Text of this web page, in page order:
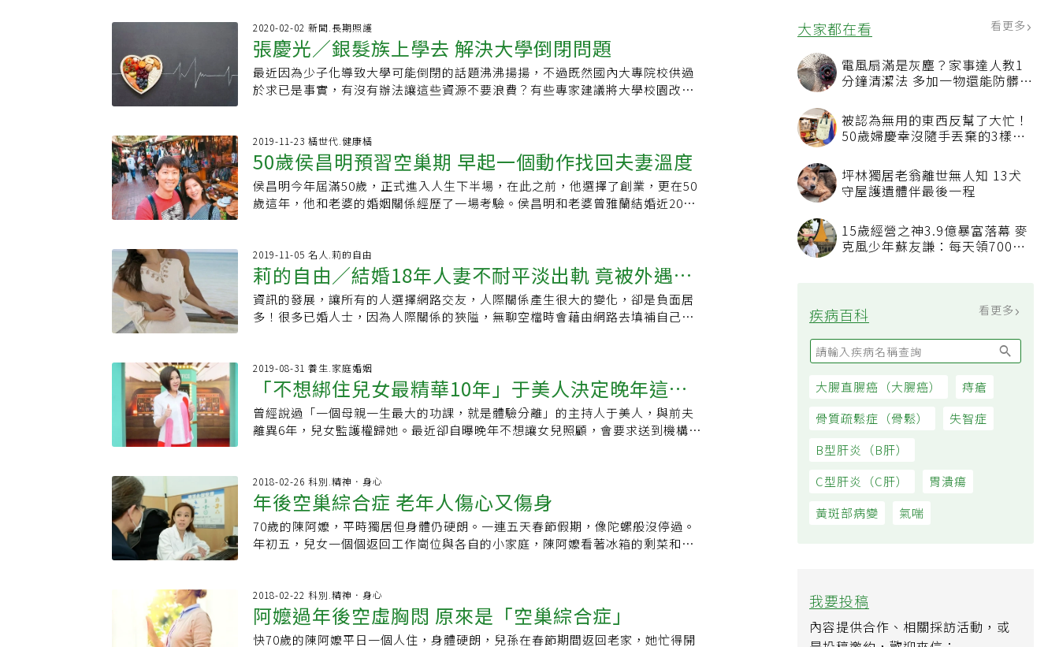
大家都在看 看更多
電風扇滿是灰塵？家事達人教1
分鐘清潔法 多加一物還能防髒汙
被認為無用的東西反幫了大忙！
50歲婦慶幸沒隨手丟棄的3樣物
坪林獨居老翁離世無人知 13犬
守屋護遺體伴最後一程
15歲經營之神3.9億暴富落幕 麥
克風少年蘇友謙：每天領700元
疾病百科 看更多
大腸直腸癌（大腸癌）
痔瘡
骨質疏鬆症（骨鬆）
失智症
B型肝炎（B肝）
C型肝炎（C肝）
胃潰瘍
黃斑部病變
氣喘
我要投稿
內容提供合作、相關採訪活動，或
多，特別五十歲以上，需求愈來愈明顯。羅惠群表示，面對人生挫折，長期以
來，男性比女性更難面對，男性一直被教育「你是男生不准哭」，特別是現在五
十歲到六十歲的男性，深受傳統教育影響，卅歲到四十歲族群也是。在諮商現場
中，男性都是帶有「目的性」，一踏進來希望諮商可以改善夫妻關係，女性則是
為了抒發情緒，或找到能接住自己的人。近期，有非常多五十多歲的男性，主動
中，慢慢發現認識自己的重要性，反而會開始拉其他的男性進入諮商室。羅惠群
說，廿多歲男性主要希望認識自我，五十歲以上男性大多希望解決問題，但諮商
需有一定經濟能力及時間，相對於卅歲到四十歲，更有機會踏進諮商室。數位版
看這裡牽手30年鬧分手 兒女搶救爸媽婚姻Encore安可日子的創辦人、抖音前台
灣運營負責人林宜靜（Jingle）在疫情期間辭去中國大陸的工作，但並非工作受
的」，為了處理「家務事」，她返台與兄弟姊妹聯手，能夠挽救爸媽的婚姻嗎？
(責任編輯：葉姿岑）
的？怎麼都沒有告訴我？」在媽媽最需要關心時，她正在忙著自己的工作、自己
的家庭：「50、60歲真是一個人最寂寞的時刻。」女兒離家後被孤獨感襲擊的番
紅花，突然理解了當年媽媽的孤單。因此這兩年，番紅花更頻繁回家找媽媽吃
飯，撒嬌說媽媽的紅燒魚很好吃，努力跟媽媽聊天，想了解以前的她。雖然當媽
媽的時間少了，但當女兒的時間變多了。
她說過，「不要世界有沒有你，既不覺得多、也不覺得少。」洪蘭數十年來孜孜
不倦地教學、出書、演講，彷彿回應孩童時父親對自己教誨：我已自我實現，成
就自己的人生！ ●原文刊載網址●延伸閱讀：．營養師的銀髮食譜！助你體能提
升最有力，遠離肌少症、體力衰弱！．得巴金森氏症，也有光鮮亮麗的權利！生
病並不可恥，需要的是別人的幫忙不需要憐憫．她成功「脫貧」卻變得身心俱
吃頓飯。然而時間久了，這份愛就成了年輕人的壓力。「孩子怕長輩孤單，都不
好意思跟朋友出去了。」她指出，20出頭的孩子，正是人生起飛、準備面對各種
挑戰的年紀。做父母的也許幫不上忙，但至少不要讓孩子掛心。「她們找她們的
人生方向，我可以找我的。她們獨立，我也獨立！」方文琳如此自我期許。單身
女子的「一個人」療癒儀式 燉湯、敷臉、國內小旅行雖然和女兒感情很好，步入
門，和朋友、情人相聚，享受青春的美好。女兒擔心她在家無聊，她大方回應：
「你們還年輕，要有年輕人該有的生活。」獨自過節，真的不寂寞？方文琳的生
活中，有許多「一個人」的療癒儀式。好比她愛做菜，再晚回家，都用豐富的食
材燉一鍋湯。做好之後拍給女兒看，讓她們知道媽媽即使一個人吃飯也沒虧待自
響，心情波動較大。為了改善情緒問題，她養成了跑步的習慣。50歲前完全不運
動的她，起初只敢在家裡繞著牆壁跑。在弟弟的鼓勵下，才開始到自家附近的大
學練跑。但剛開始，她連一公里的路程都跑得氣喘如牛，忍不住懷疑這樣的自我
折磨是為哪樁？保養秘方：每週跑步排除壞情緒 每晚敷凍膜保濕、按摩淋巴結練
跑一陣子，她發現有位80多歲的伯伯即使滿頭白髮，仍天天跑步。方文琳好奇詢
累，但真的會愈跑愈健康。受到跑友的激勵，方文琳的練跑距離一天天的增加。
從起初的1公里到3公里，再進一步挑戰21公里的半馬、42公里的全馬。現在，她
一週練跑2、3次，每次都是10公里起跳。有時工作太忙沒練跑，還會覺得腳癢
呢！對方文琳而言，跑步是個排汗也排除壞情緒的過程。早期練跑時，她常覺得
心中有千頭萬緒，如今則是已達「佛系跑步」的境界──邊跑邊念經，放空情
一小時拉筋、深蹲。一天有長達3、4小時可以曬太陽、動身體，完全不受他人打
擾。「現在我有壓力，都是自己處理。」她笑說。外表常保清麗的她，也分享保
養秘訣。除了運動有助代謝以外，她每晚也會敷上一層厚厚的凍膜。利用敷臉的
時間讀劇本、拖地，前後大概一個小時，充分保濕臉部肌膚。平時沒事，就按摩
頸部、腋下等部位的淋巴結，打開身體排出廢物的管道。每天的保養，也是一次
不遙遠。如何在有限的生命中，活出無悔的人生？在幾位手足中，大弟和方文琳
感情最好。他身體一向硬朗，又熱愛運動，卻在壯年之際突然發現罹患胃癌。從
確診到離世，只有短短一年的時間。沒想到，大弟才走不到半年，就讀大學的姪
相對我們的基礎比較好，有些很快的曲子，你負責左手、我負責右手，兩人兩手
接力，這也是生活裡很棒的事情。」 日常的美感，攸關過得好不好 正因不斷地修
養與學習，讓「老」成了年資的積極意義。「我覺得年老的生活鍛鍊，包含如何
持續把我認為很美好的生活過下去。」蔡穎卿認為，日常的美感，是攸關老年生
置、維持，至今她仍習慣在夜晚點燃燭光，即使是剩菜也能透過擺盤變化出新
意，「這部分的能力，我希望自己一直能持續下去。」這是她心中「華麗的老
年」，也是她與Eric想給孩子最大的禮物——「讓他們放心」。 空巢期後，戀愛才
真正開始 她在《兩個人的餐桌，兩個人的家》裡，便書寫了從新婚到孩子離家後
重新開展的兩人生活，原以為落寞的空巢期，在她卻是重溫舊夢與情懷。「像我
活裡找出時間外出共餐，這些雖不是好萊塢式的轟烈愛情，卻是涓滴永續的確
幸。 蔡穎卿說，無論婚姻裡培養出來的是生活情感、革命情感或最好的友誼，都
會在50歲之後開始回收，而最可貴的，莫過於兩人能共同擁有這份資產，並同時
前進。 「我非常不喜歡別人教育我：不要怕老。」皺紋、白髮、鬆垮，「那些事
心裡一片空白。」 青春既已留不住，何妨優雅的老去，她說：「真正的老，相對
心情穩定很多，這個景況如果自己要拋棄，太可惜了！」 ●原文刊載網址 ●延伸
閱讀：．沒有任何慢性病！73歲老拳師無預警暈倒 竟是急性肺動脈栓塞惹禍．頭
痛、肩膀僵硬，刮痧就舒緩？中醫劃6個重點，健康刮痧免擔心．很多人會刷牙，
但都做錯了？牙醫師教你最新的改良式貝氏刷牙法，牙齒清潔事半功倍
代飲食工業化，食物大量製造與長途運輸，更與現今的環境、生態及人類的未來
息息相關。也因此，每個地區、每個民族，甚至每個家庭都會發展出獨特的飲食
文化，而且每個人小時候吃媽媽親手煮的飯菜，是一輩子幸福難忘的滋味，食物
擁有讓全家人共享美好人生的力量。媽媽的菜或許比不上外面餐館豐富，可是我
們真正感受到的不只是食物的味道，而是整個用餐的氛圍，以及留在記憶中的
閒的時候，么喝全家人一起下廚。甚至不少進入空巢期的熟年朋友，反而會邀約
朋友共食共煮，因為煮菜已經是這個令人焦慮不確定時代裡，很具療癒效果的樂
趣。電影《美味關係》中有一段令人印象深刻的話：「你知道我喜歡烹飪的原因
是什麼嗎？因為當下班後一切都不明朗，但我回到家時，可以非常確定，把蛋
心，從而感覺到自己的存在和與這個世界明確的關係，這種篤定讓我們嘴角上
揚，產生小小的幸福感覺。或許讓我們趁來得及的時候，跟家中長輩討教他們的
拿手菜，同時也把自己的私房菜教給兒子們，讓家族的記憶凝聚在這些傳家菜
裡。
的轉折點。其實我不覺得自己有欠缺，而是一種深沉的『自我壓抑』。想想我的
工作是自己喜歡的，從來也不缺錢、不缺食物；過去沒有黑歷史，完成很多重要
的事，我要死的時候沒有不可以。」 「在自我探索的過程中，我發現我一直都在
做模範，從小到大，我從來沒有失誤過，沒有踩過爛泥巴 ，卻把自己搞得很累。
我一生氣他們就拿我沒辦法。從小就發現這招有用，所以，好朋友一聽我說『隨
便』，反而照著我的話做。我在加拿大上課後，他們教導我，人生不設限，同時
自我負責的態度，這些讓我更加深刻知道『我是誰』，尊重了自己，更尊重別
人。」 「老師常提醒我：『沒有人需要你的照顧，你是一面鏡子，把自己降到最
低，完全地相信其他人有自己的力量。在課堂裡，我們完全可以犯錯，而體會在
一個沒有少，今年74歲的陶曉清，繼續用她擅長的廣播發聲，在「牽手之聲」網
路電台擔任台長，穿越時空的限制，繼續傳遞音樂與關懷。 沒有怨天尤人！罹癌
積極治療，珍惜眼前的每一天 「我的母親55歲因為乳癌過世，小妹20多年前就發
現有乳癌，我一直是乳癌的高危險群，之前的乳房檢查沒有少過，乳房攝影、超
掉。」 「在我千百個浮上來的念頭中，第一直覺是我要死了！罹癌情緒很複雜，
對死亡的恐懼會出現，其實那是對『未知』的恐懼；可是當下那一刻還是會驚
恐。恐懼不會不見，只是會愈來愈少。」 「對於面對死亡，我想如果能好好告
別，比較能放下對死亡的恐懼。這幾年我看到好多人，像是樹木希林 、大衛鮑伊
的人生態度以及逝世，也給我許多新的體悟。回顧我的一生，已經很豐富了，其
是長期都在做「心理準備」，即使摸到乳房硬塊、被醫師確診時，心中雖仍有百
般複雜的情緒，卻也少了「為什麼是我」的掙扎不願接受。67歲確認乳癌後，在
10個月的療程裡，開刀、化療、放療，她與乳癌直球對決，而今身體健康，還能
提攜後進，開啟晚年生活的另一片天。 「我記得罹癌後，我跟乳癌病友協會說，
想做網路電台，而廣播正好是我擅長的事；等到我病癒後，大家開始找免費軟
體、伺服器......我來訓練癌症病友做廣播節目，每年都會訓練病友，將我的經驗
傳承。」 50歲後不再心口不一，擇你所愛、愛你所擇 問陶曉清，喜歡現在的生活
嗎？ 「一天天過吧！讓自己慢下來，好好吃一頓飯。我覺得悠閒地洗個澡、大個
2019年12月下旬，正式進入倒數計時我人生第5000部電影的時刻。第5000部電
影當然是我人生的重要里程碑，所以一定要精挑細選，讓它別具意義。在當時上
映的電影中，以知名女明星茱蒂嘉蘭（Judy Garland）自傳為核心故事的「茱
蒂」（Judy），無疑最適合成為我的第5000部電影。為什麼呢？因為我的大女兒
的英文名字就叫Judy。當年她念雙語幼稚園時，校方規定要取一個英文名字。我
是跟售票人員說「一張全票，靠走道」（註1），但這一次要去看我人生的第
5000部電影時，當然不希望自己一個人默默去看，而是期盼能和全家人一起看。
我的三個子女大學畢業後，紛紛進入職場就業，不僅工作時間很忙碌，下班又有
各式各樣的聚會，而且大女兒甚至已經結婚，所以要找到大家都有空的時間，全
又感動。為了讓「茱蒂」確實能成為第5000部電影，我還在前一天連看兩部電影
呢！我透過這篇文章，並不是要寫這部電影的觀後心得，而是要分享很多夫妻進
入空巢期之後，全家能一起難得相聚的喜悅之情。夫妻進入空巢期，意謂教養子
女的責任已了。為人父母者，欣見子女離開學校，開始在工作上能夠發揮所長，
也開始尋覓能夠陪伴他們的終身伴侶，自然和我們相處的時間就會越來越少，此
至該積極一點，找各種理由和他們相聚。最簡單的方法，就是用「父母請吃飯」
來吸引他們與我們有較長的相處時間，否則以後大概只剩下生日或過節才會聚餐
了。這時，一定要由我們買單，因為在這個「薪資不漲、物價飛漲」的時代要子
女請客，恐怕他們來參加的意願就會越來越低。不在餐廳吃，也可以在家自己
憶。這一次全家一起看「茱蒂」，其實也是找理由來相聚。電影開場前，我們就
在聊上一次全家一起看電影是什麼時候，結論是好像要一直追溯到子女小學時期
了，想想也有些感傷。看電影，以及當天的晚餐，當然都是老爸買單啦！這點小
錢，換得全家一晚的歡樂，CP值高到整個破表。作為一個看電影已經超過5000部
的超級影癡，我在接下來的每個月都會用一部電影來分享我在第三人生（註2）的
階段，「第二人生」指就業階段，「第三人生」指退休階段。我喜歡用「第三人
生」，來取代一般人慣稱的「人生下半場」，因為這個階段的人生還是大有所
為，甚至有可能還有「第N人生」，而不該只是等待人生的結束。
2020-02-02 新聞.長期照護
張慶光／銀髮族上學去 解決大學倒閉問題
最近因為少子化導致大學可能倒閉的話題沸沸揚揚，不過既然國內大專院校供過
於求已是事實，有沒有辦法讓這些資源不要浪費？有些專家建議將大學校園改為
入的經費不貲，可能讓有心人士卻步。其實吸引已退休的長者「重返校園」，可
能是一個最簡便並值得推廣的計畫。既不用更改法令，原來的教師也可留用，不
用再增聘服務人員，只要將校園的環境稍加整修以符合「高齡友善」需求即可。
在可預見的未來，每年新增的高齡人口將遠超過新生兒人口數，若再加上提早退
休風潮、二次就業或創業需求、長壽化的趨勢及空巢期增長等社會現象，高齡者
學上到大學、研究所，為的是後面30年的工作專業所需，最後只剩下5-10年短暫
的享受退休生活。但現在台灣人的平均壽命已逾80歲，當退休生活長達20-30
年，若只在家含飴弄孫，未免可惜。大部份的人對退休生活不知如何準備，個人
認為，有必要在國民義務教育下再多增加一「老」學，教導大家如何悠遊於這多
藝學習，或者以聯誼為主。事實上，對於新興的樂齡族群，他們的需求可能不僅
只於此。有很多專業人士提早由職場退休，他們其實希冀在退休之後還能有機會
為理想而展開第二人生，國內的大學可否為這些想創業或選擇重新投入新領域的
退休人士開設相關課程呢？雖然有些大學開設了EMBA或進修推廣部，但多半是
為仍在職的高階經理人所設立，不僅收費昂貴、名額稀少，而且大多只在夜間開
最容易找到工作的科系就讀。但是對於已退休的長者而言，過去未能完成的夢
想，現在還來得及追。也許，你對文學有興趣，但過去卻選擇了電機系；也許你
曾經想當考古學家，卻選擇了財金系；可能你有音樂家的天賦，卻買不起樂器。
在未來的50年，人類平均壽命很有可能突破90歲，那麼50歲退休的人，可能還有
義的事值得去做。透過學習及經驗分享，不僅可以活化人生，還能夠結交許多同
儕朋友，不斷擴大自己的生活圈，這是長者重返校園的另一項重大意義。大學教
育若能貼心的為空巢期長者設計一些心靈充實或經驗分享的課程，應當會受到歡
2019-11-23 橘世代.健康橘
50歲侯昌明預習空巢期 早起一個動作找回夫妻溫度
侯昌明今年屆滿50歲，正式進入人生下半場，在此之前，他選擇了創業，更在50
歲這年，他和老婆的婚姻關係經歷了一場考驗。侯昌明和老婆曾雅蘭結婚近20
梭哈全部身家的傻事，用錢格外謹慎。反倒是曾雅蘭花錢比他還大手大腳，負責
財務控管的他，不得不再三提醒老婆要懂得節制，曾雅蘭也從善如流，夫妻倆多
年來磨出的默契，讓兩人不管於公於私，都是彼此的最佳夥伴。投資學乖了 要給
老婆安全感侯昌明年輕時熱中投資理財，就算戶頭沒現金也無所謂，「我覺得只
要有留吃飯錢就好，但雅蘭會說都結婚了，哪天突然失業，那我們要吃什麼？」
經濟狀況也趨於穩定，他曾說過想存到1億的退休金，「其實我今年50了，想半退
休也不是不可以，但我們真的有過那種無所事事的生活，大概過了快1年，兩人就
受不了了，還是有工作感覺比較踏實」。原來在42到43歲這年，他突然失去對工
作的衝勁，「當時除了固定主持錄影，我把所有工作統統都推掉，因為想工作的
過久了，夫妻倆漸漸覺得無趣，「後來我發現當你真的開始過退休生活，就會知
道生活沒有目標還是不行的」。選擇背房貸 往前衝才更有勁為了讓自己重拾對工
作的熱情，在邁入50歲前選擇背房貸和創業，「有了壓力我才會往前衝，當我鬆
懈下來，就會想到房貸怎麼辦？當了老闆，我還要負責員工生計，不能說停就
停」。侯昌明小時候就夢想當老闆，如今和老婆一起經營網拍服飾，另外還賣手
營」。預習空巢期 不忘摸臉說愛妳女兒赴美念書，兒子明年也要離家跟隨姊姊腳
步，他坦言最近夫妻關係才剛經歷過一場考驗：「她因為公司的事很累，回來只
想看電視或睡覺，我們沒有太多有溫度的交流。」「我跟她說，我不是沒有累
2019-11-05 名人.莉的自由
莉的自由／結婚18年人妻不耐平淡出軌 竟被外遇對
象衝康
資訊的發展，讓所有的人選擇網路交友，人際關係產生很大的變化，卻是負面居
多！很多已婚人士，因為人際關係的狹隘，無聊空檔時會藉由網路去填補自己的
己的朋友，活動，讓小艾出現空巢期除了工作以外，剩餘的時間有些不知所措！
婚姻家庭生活穩定，但過於平淡，總讓小艾感覺缺少了一些什麼？莫名的空洞感
一直侵蝕著小艾的心。跟所有人一樣沒事就上網，無意間看到了交友網站，小艾
心想交交朋友也好，至少能拓展自己的人際關係，讓自己的生活有點色彩！在網
站裡認識了跟自己有老饕嗜好的許先生，小艾每天總是會跟許先生天南地北的聊
所不聊，有一天許先生說發現了一處祕境美食，看網路的評比，去過的都說讚，
小艾聽了很是開心，自己不知道多久沒出遊了？多久沒吃到夢幻美食了？兩人約
定了假日一趟老饕之旅。第一次見面的兩個中年人，興奮的像18歲少年，看著美
麗的風景享受著喜愛的美食，又有聊不完的話題，讓小艾覺得自己又活過來了，
了下次的約會，回家的路上小艾有點落寞，卻又有對下次約會的期待，一段不該
發生的戀情已經醞釀了。第二趟旅程，溫泉加美食兩人一發不可收拾，乾柴烈火
燃燒了一整個下午，在要回家的路上，恢復一點理智，成熟的互相約定不能影響
2019-08-31 養生.家庭婚姻
「不想綁住兒女最精華10年」于美人決定晚年這樣
過
曾經說過「一個母親一生最大的功課，就是體驗分離」的主持人于美人，與前夫
離異6年，兒女監護權歸她。最近卻自曝晚年不想讓女兒照顧，會要求送到機構安
女交代過，如果有一天自己不幸先離開了，無法與丈夫互相照顧，子女就直接把
爸爸送到安養機構。于美人聽了也大力贊同，她表示如果年老時託給子女照顧，
對自己而言，這是人生最後的十年；但對孩子而言，卻可能是他們最精華的十
年。關於自己的晚年安置，她也決定好了，假如讓子女親養，往往就長達10幾20
年，她不想因此綁住女兒展翅高飛的機會，因此請女兒把她送到安養機構，「有
如交由專業的機構照顧，這才是父母應該做的事。上個月，于美人出席公益活動
受訪，才提到女兒準備出國留學一事，即將面臨空巢期的她，也大嘆放手的媽媽
好難當，她舉了幾個母親人生中體驗親子分離的重大時刻，表示自己在每一次都
2018-02-26 科別.精神．身心
年後空巢綜合症 老年人傷心又傷身
70歲的陳阿嬤，平時獨居但身體仍硬朗。一連五天春節假期，像陀螺般沒停過。
年初五，兒女一個個返回工作崗位與各自的小家庭，陳阿嬤看著冰箱的剩菜和空
隔天女兒陪伴陳阿嬤到台北慈濟醫院檢查，經身心科醫師診斷是「空巢綜合
症」，提供一些調整作息的建議，並請女兒多關心阿嬤，阿嬤才逐漸恢復活力。
台北慈濟醫院身心科醫師王慧懿指出，「空巢綜合症」是指父母因子女長大成人
2018-02-22 科別.精神．身心
阿嬤過年後空虛胸悶 原來是「空巢綜合症」
快70歲的陳阿嬤平日一個人住，身體硬朗，兒孫在春節期間返回老家，她忙得開